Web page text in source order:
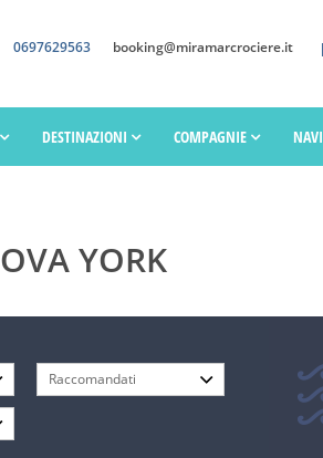
0697629563 booking@miramarcrociere.it
DESTINAZIONI COMPAGNIE NAVI
YORK